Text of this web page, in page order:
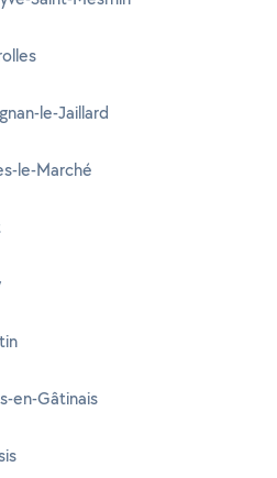
le-Jaillard
le-Marché
en-Gâtinais